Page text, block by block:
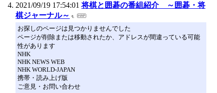
2021/09/19 17:54:01 将棋と囲碁の番組紹介 ～囲碁・将
棋ジャーナル～
お探しのページは見つかりませんでした
ページが削除または移動されたか、アドレスが間違っている可能
性があります
NHK
NHK NEWS WEB
NHK WORLD-JAPAN
携帯・読み上げ版
ご意見・お問い合わせ